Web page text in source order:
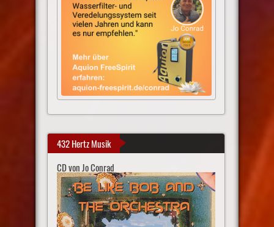
432 Hertz Musik
CD von Jo Conrad